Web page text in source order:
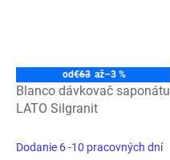
od€63 až–3 %
Blanco dávkovač saponátu
LATO Silgranit
Dodanie 6 -10 pracovných dní